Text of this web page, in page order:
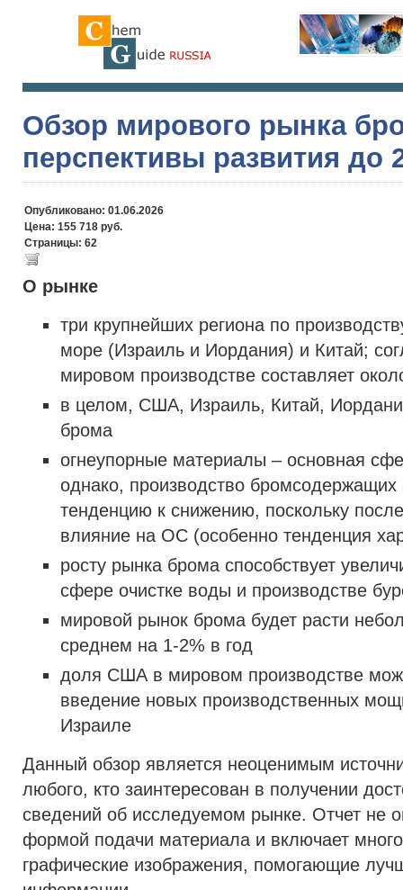
Обзор мирового рынка
перспективы развития до
Опубликовано: 01.06.2026
Цена: 155 718 руб.
Страницы: 62
О рынке
три крупнейших региона по
море (Израиль и Иордания) и Китай;
мировом производстве составляет
в целом, США, Израиль, Китай,
брома
огнеупорные материалы – основная
однако, производство бромсодержащих
тенденцию к снижению, поскольку
влияние на ОС (особенно тенденция
росту рынка брома способствует
сфере очистке воды и производстве
мировой рынок брома будет расти
среднем на 1-2% в год
доля США в мировом производстве
введение новых производственных
Израиле
Данный обзор является неоценимым
любого, кто заинтересован в получении
сведений об исследуемом рынке. Отчет не
формой подачи материала и включает
графические изображения, помогающие